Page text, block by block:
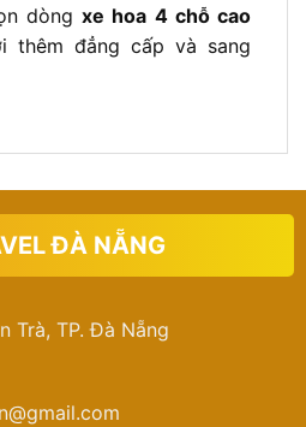
dòngxe hoa 4 chỗ cao
thêm đẳng cấp và sang
ĐÀ NẴNG
Trà, TP. Đà Nẵng